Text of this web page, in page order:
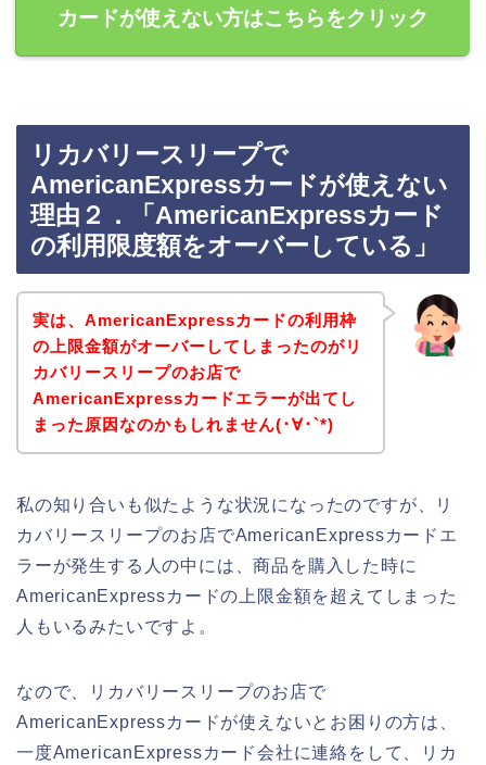
カードが使えない方はこちらをクリック
リカバリースリープで
AmericanExpressカードが使えない
理由２．「AmericanExpressカード
の利用限度額をオーバーしている」
実は、AmericanExpressカードの利用枠
の上限金額がオーバーしてしまったのがリ
カバリースリープのお店で
AmericanExpressカードエラーが出てし
まった原因なのかもしれません(･∀･`*)
私の知り合いも似たような状況になったのですが、リ
カバリースリープのお店でAmericanExpressカードエ
ラーが発生する人の中には、商品を購入した時に
AmericanExpressカードの上限金額を超えてしまった
人もいるみたいですよ。
なので、リカバリースリープのお店で
AmericanExpressカードが使えないとお困りの方は、
一度AmericanExpressカード会社に連絡をして、リカ